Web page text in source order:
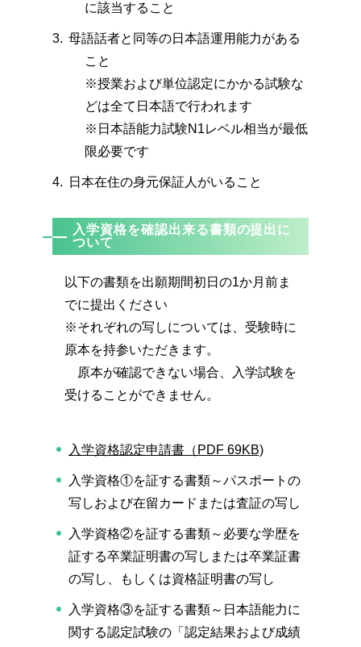
に該当すること
母語話者と同等の日本語運用能力がある
こと
※授業および単位認定にかかる試験な
どは全て日本語で行われます
※日本語能力試験N1レベル相当が最低
限必要です
日本在住の身元保証人がいること
入学資格を確認出来る書類の提出に
ついて
以下の書類を出願期間初日の1か月前ま
でに提出ください
※それぞれの写しについては、受験時に
原本を持参いただきます。
原本が確認できない場合、入学試験を
受けることができません。
入学資格認定申請書（PDF 69KB)
入学資格①を証する書類～パスポートの
写しおよび在留カードまたは査証の写し
入学資格②を証する書類～必要な学歴を
証する卒業証明書の写しまたは卒業証書
の写し、もしくは資格証明書の写し
入学資格③を証する書類～日本語能力に
関する認定試験の「認定結果および成績